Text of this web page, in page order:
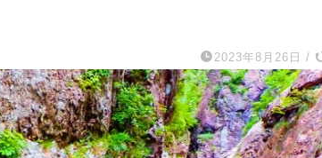
2023年8月26日 /